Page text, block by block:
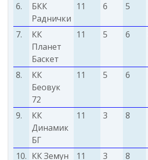
6.
БКК
Раднички
11 6 5
7.
КК
Планет
Баскет
11 5 6
8.
КК
Беовук
72
11 5 6
9.
КК
Динамик
БГ
11 3 8
10. КК Земун 11 3 8